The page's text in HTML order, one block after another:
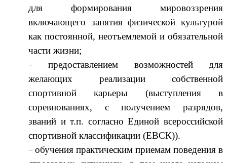
для формирования мировоззрения
включающего занятия физической культурой
как постоянной, неотъемлемой и обязательной
части жизни;
предоставлением возможностей для
желающих реализации собственной
спортивной карьеры (выступления в
соревнованиях, с получением разрядов,
званий и т.п. согласно Единой всероссийской
спортивной классификации (ЕВСК)).
обучения практическим приемам поведения в